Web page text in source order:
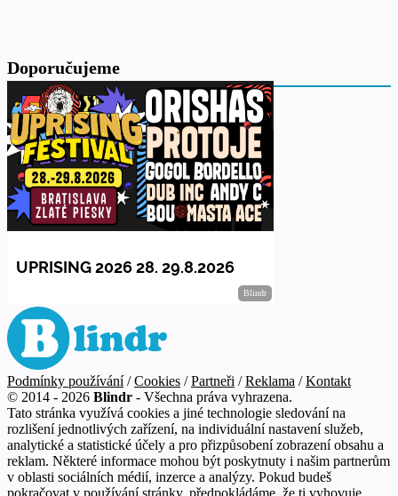
Doporučujeme
Podmínky používání / Cookies / Partneři / Reklama / Kontakt
© 2014 - 2026 Blindr - Všechna práva vyhrazena.
Tato stránka využívá cookies a jiné technologie sledování na
rozlišení jednotlivých zařízení, na individuální nastavení služeb,
analytické a statistické účely a pro přizpůsobení zobrazení obsahu a
reklam. Některé informace mohou být poskytnuty i našim partnerům
v oblasti sociálních médií, inzerce a analýzy. Pokud budeš